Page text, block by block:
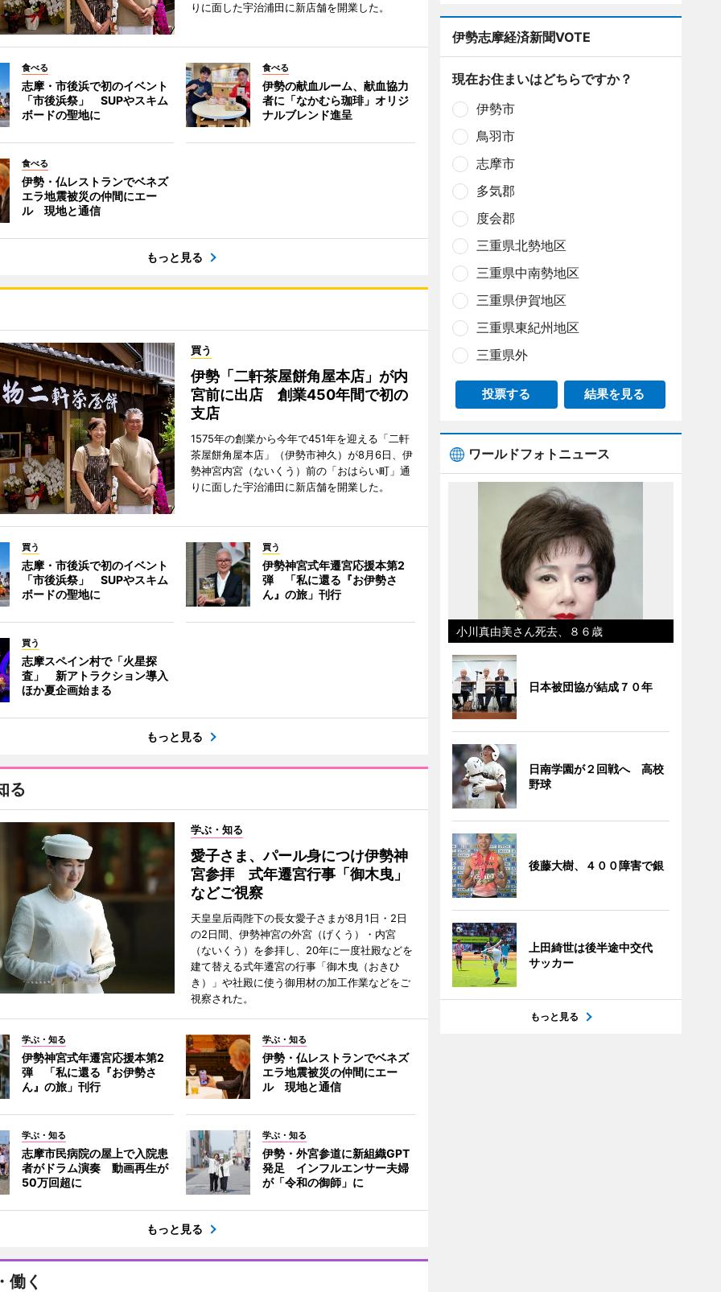
りに面した宇治浦田に新店舗を開業した。
食べる
志摩・市後浜で初のイベント
「市後浜祭」 SUPやスキム
ボードの聖地に
食べる
伊勢の献血ルーム、献血協力
者に「なかむら珈琲」オリジ
ナルブレンド進呈
食べる
伊勢・仏レストランでベネズ
エラ地震被災の仲間にエー
ル 現地と通信
もっと見る
買う
伊勢「二軒茶屋餅角屋本店」が内
宮前に出店 創業450年間で初の
支店
1575年の創業から今年で451年を迎える「二軒
茶屋餅角屋本店」（伊勢市神久）が8月6日、伊
勢神宮内宮（ないくう）前の「おはらい町」通
りに面した宇治浦田に新店舗を開業した。
買う
志摩・市後浜で初のイベント
「市後浜祭」 SUPやスキム
ボードの聖地に
買う
伊勢神宮式年遷宮応援本第2
弾 「私に還る『お伊勢さ
ん』の旅」刊行
買う
志摩スペイン村で「火星探
査」 新アトラクション導入
ほか夏企画始まる
もっと見る
る
学ぶ・知る
愛子さま、パール身につけ伊勢神
宮参拝 式年遷宮行事「御木曳」
などご視察
天皇皇后両陛下の長女愛子さまが8月1日・2日
の2日間、伊勢神宮の外宮（げくう）・内宮
（ないくう）を参拝し、20年に一度社殿などを
建て替える式年遷宮の行事「御木曳（おきひ
き）」や社殿に使う御用材の加工作業などをご
視察された。
学ぶ・知る
伊勢神宮式年遷宮応援本第2
弾 「私に還る『お伊勢さ
ん』の旅」刊行
学ぶ・知る
伊勢・仏レストランでベネズ
エラ地震被災の仲間にエー
ル 現地と通信
学ぶ・知る
志摩市民病院の屋上で入院患
者がドラム演奏 動画再生が
50万回超に
学ぶ・知る
伊勢・外宮参道に新組織GPT
発足 インフルエンサー夫婦
が「令和の御師」に
もっと見る
働く
伊勢志摩経済新聞VOTE
現在お住まいはどちらですか？
伊勢市
鳥羽市
志摩市
多気郡
度会郡
三重県北勢地区
三重県中南勢地区
三重県伊賀地区
三重県東紀州地区
三重県外
投票する 結果を見る
ワールドフォトニュース
小川真由美さん死去、８６歳
日本被団協が結成７０年
日南学園が２回戦へ 高校
野球
後藤大樹、４００障害で銀
上田綺世は後半途中交代
サッカー
もっと見る